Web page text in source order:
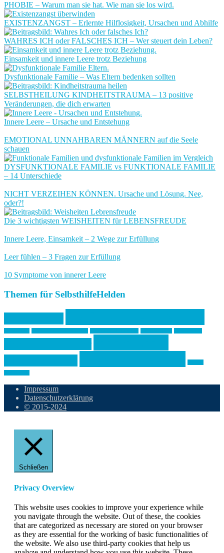
PHOBIE – Warum man sie hat. Wie man sie los wird.
EXISTENZANGST – Erlernte Hilflosigkeit, Ursachen und Abhilfe
WAHRES ICH oder FALSCHES ICH – Wer steuert dein Leben?
Einsamkeit und innere Leere trotz Beziehung
Dysfunktionale Familie – Was Eltern bedenken sollten
SELBSTHEILUNG KINDHEITSTRAUMA – 13 positive
Veränderungen, die dich erwarten
Innere Leere – Ursache und Entstehung
EMOTIONAL UNNAHBAREN MÄNNERN auf die Seele
schauen
DYSFUNKTIONALE FAMILIE vs FUNKTIONALE FAMILIE
– 14 Unterschiede
NICHT VERZEIHEN KÖNNEN. Ursache und Lösung. Nee,
oder?!
Die 3 wichtigsten WEISHEITEN für LEBENSFREUDE
Innere Leere, Einsamkeit – 2 Wege zur Erfüllung
Leer fühlen – 3 Fragen zur Erfüllung
10 Symptome von innerer Leere
Themen für SelbsthilfeHelden
Impressum
Datenschutzerklärung
© 2015-2024
Schließen
Privacy Overview
This website uses cookies to improve your experience while
you navigate through the website. Out of these, the cookies
that are categorized as necessary are stored on your browser
as they are essential for the working of basic functionalities of
the website. We also use third-party cookies that help us